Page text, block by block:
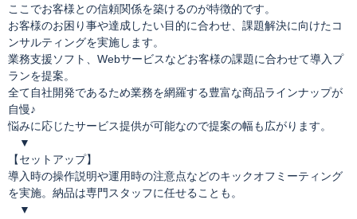
ここでお客様との信頼関係を築けるのが特徴的です。
お客様のお困り事や達成したい目的に合わせ、課題解決に向けたコ
ンサルティングを実施します。
業務支援ソフト、Webサービスなどお客様の課題に合わせて導入プ
ランを提案。
全て自社開発であるため業務を網羅する豊富な商品ラインナップが
自慢♪
悩みに応じたサービス提供が可能なので提案の幅も広がります。
▼
【セットアップ】
導入時の操作説明や運用時の注意点などのキックオフミーティング
を実施。納品は専門スタッフに任せることも。
▼